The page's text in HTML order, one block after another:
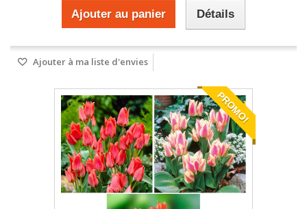
Ajouter au panier Détails
Ajouter à ma liste d'envies
PROMO!